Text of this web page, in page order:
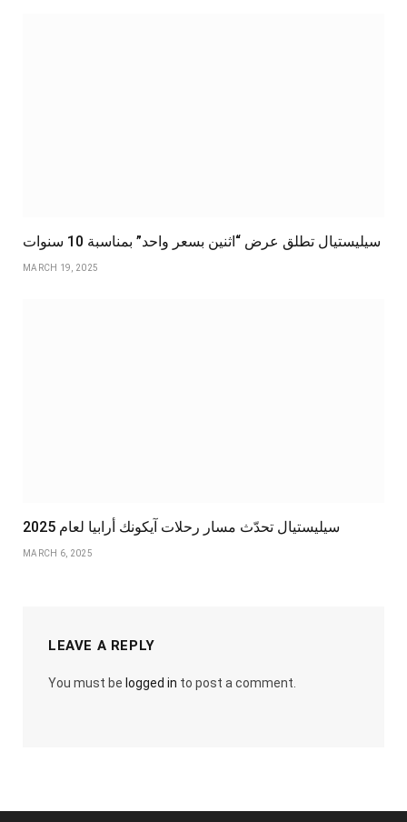
سيليستيال تطلق عرض “اثنين بسعر واحد” بمناسبة 10 سنوات
MARCH 19, 2025
سيليستيال تحدّث مسار رحلات آيكونك أرابيا لعام 2025
MARCH 6, 2025
LEAVE A REPLY
You must be logged in to post a comment.